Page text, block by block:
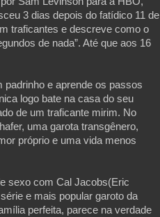
3 dias depois do fatídico 11 de
traficantes e descreve como o
de nada”. Até que aos 16
padrinho e aprende os passos
logo bate na casa do seu
de um traficante mirim. No
uma garota transgênero,
próprio e uma vida menos
sexo com Cal Jacobs(Eric
e mais popular garoto da
perfeita, parece na verdade